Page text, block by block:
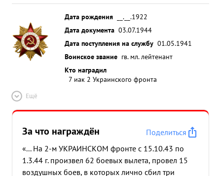
Дата рождения
__.__.1922
Дата документа 03.07.1944
Дата поступления на службу 01.05.1941
Воинское звание гв. мл. лейтенант
Кто наградил
7 иак 2 Украинского фронта
Ещё
За что награждён
Поделиться
«... На 2-м УКРАИНСКОМ фронте с 15.10.43 по
1.3.44 г. произвел 62 боевых вылета, провел 15
воздушных боев, в которых лично сбил три